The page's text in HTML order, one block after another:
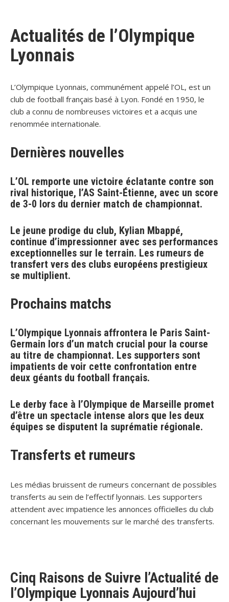
Actualités de l’Olympique
Lyonnais
L’Olympique Lyonnais, communément appelé l’OL, est un
club de football français basé à Lyon. Fondé en 1950, le
club a connu de nombreuses victoires et a acquis une
renommée internationale.
Dernières nouvelles
L’OL remporte une victoire éclatante contre son
rival historique, l’AS Saint-Étienne, avec un score
de 3-0 lors du dernier match de championnat.
Le jeune prodige du club, Kylian Mbappé,
continue d’impressionner avec ses performances
exceptionnelles sur le terrain. Les rumeurs de
transfert vers des clubs européens prestigieux
se multiplient.
Prochains matchs
L’Olympique Lyonnais affrontera le Paris Saint-
Germain lors d’un match crucial pour la course
au titre de championnat. Les supporters sont
impatients de voir cette confrontation entre
deux géants du football français.
Le derby face à l’Olympique de Marseille promet
d’être un spectacle intense alors que les deux
équipes se disputent la suprématie régionale.
Transferts et rumeurs
Les médias bruissent de rumeurs concernant de possibles
transferts au sein de l’effectif lyonnais. Les supporters
attendent avec impatience les annonces officielles du club
concernant les mouvements sur le marché des transferts.
Cinq Raisons de Suivre l’Actualité de
l’Olympique Lyonnais Aujourd’hui